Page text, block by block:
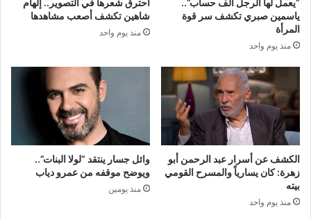
“يعمل لها الرجل ألف حساب”..
ياسمين صبري تكشف سر قوة
المرأة
منذ يوم واحد
احترق شعرها في التصوير.. إلهام
شاهين تكشف أصعب مشاهدها
منذ يوم واحد
الكشف عن أسرار عبد الرحمن أبو
زهرة: كان يسارياً والمسرح القومي
بيته
منذ يوم واحد
وائل جسار ينتقد “لولا البنات”..
ويوضح موقفه من عمرو دياب
منذ يومين